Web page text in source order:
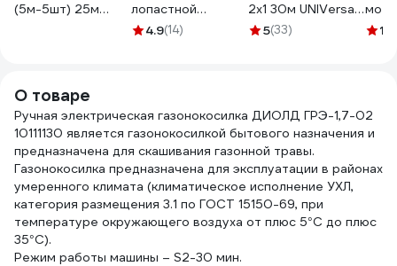
(5м-5шт) 25м
лопастной
(255х25.4 мм) DDE
4.9(14)
2x1 30м UNIVersal
9632793
5(33) 1
О товаре
Ручная электрическая газонокосилка ДИОЛД ГРЭ-1,7-02
10111130 является газонокосилкой бытового назначения и
предназначена для скашивания газонной травы.
Газонокосилка предназначена для эксплуатации в районах
умеренного климата (климатическое исполнение УХЛ,
категория размещения 3.1 по ГОСТ 15150-69, при
температуре окружающего воздуха от плюс 5°С до плюс
35°С).
Режим работы машины – S2-30 мин.